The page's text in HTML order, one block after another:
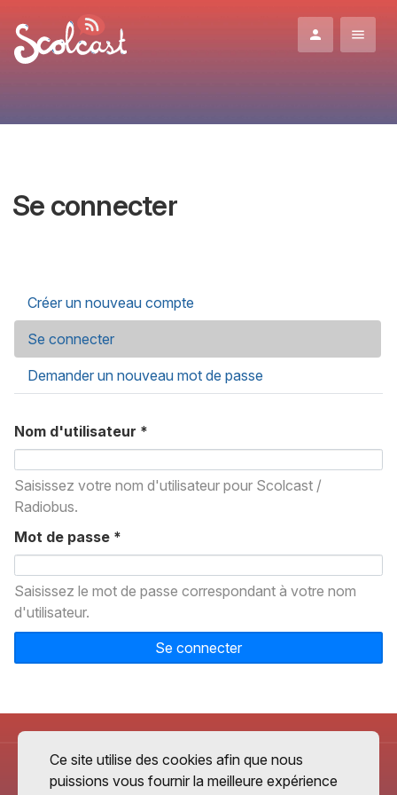
Se connecter
Onglets principaux
Créer un nouveau compte
Se connecter
Demander un nouveau mot de passe
Nom d'utilisateur *
Saisissez votre nom d'utilisateur pour Scolcast /
Radiobus.
Mot de passe *
Saisissez le mot de passe correspondant à votre nom
d'utilisateur.
Se connecter
Ce site utilise des cookies afin que nous
puissions vous fournir la meilleure expérience